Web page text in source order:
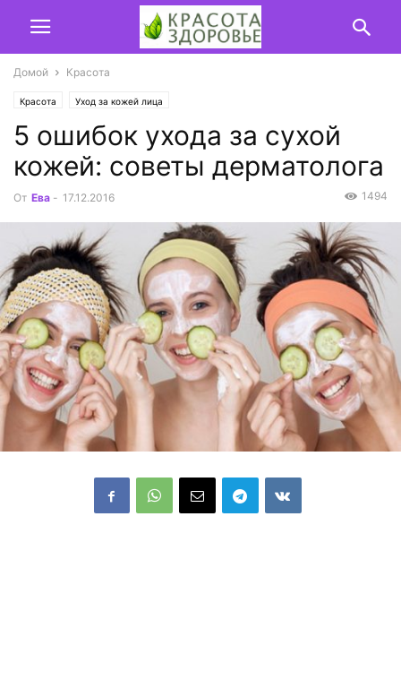
Домой Красота
Красота Уход за кожей лица
5 ошибок ухода за сухой
кожей: советы дерматолога
От Ева - 17.12.2016 1494